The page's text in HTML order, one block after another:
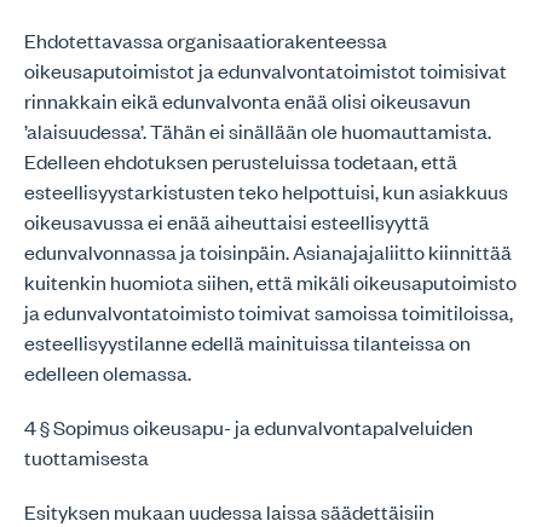
Ehdotettavassa organisaatiorakenteessa
oikeusaputoimistot ja edunvalvontatoimistot toimisivat
rinnakkain eikä edunvalvonta enää olisi oikeusavun
’alaisuudessa’. Tähän ei sinällään ole huomauttamista.
Edelleen ehdotuksen perusteluissa todetaan, että
esteellisyystarkistusten teko helpottuisi, kun asiakkuus
oikeusavussa ei enää aiheuttaisi esteellisyyttä
edunvalvonnassa ja toisinpäin. Asianajajaliitto kiinnittää
kuitenkin huomiota siihen, että mikäli oikeusaputoimisto
ja edunvalvontatoimisto toimivat samoissa toimitiloissa,
esteellisyystilanne edellä mainituissa tilanteissa on
edelleen olemassa.
4 § Sopimus oikeusapu- ja edunvalvontapalveluiden
tuottamisesta
Esityksen mukaan uudessa laissa säädettäisiin